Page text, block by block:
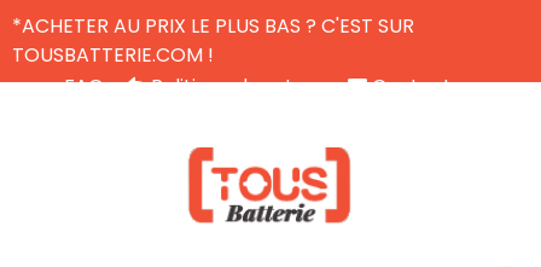
*ACHETER AU PRIX LE PLUS BAS ? C'EST SUR
TOUSBATTERIE.COM !
FAQ
Politique de retour
Contactez-nous